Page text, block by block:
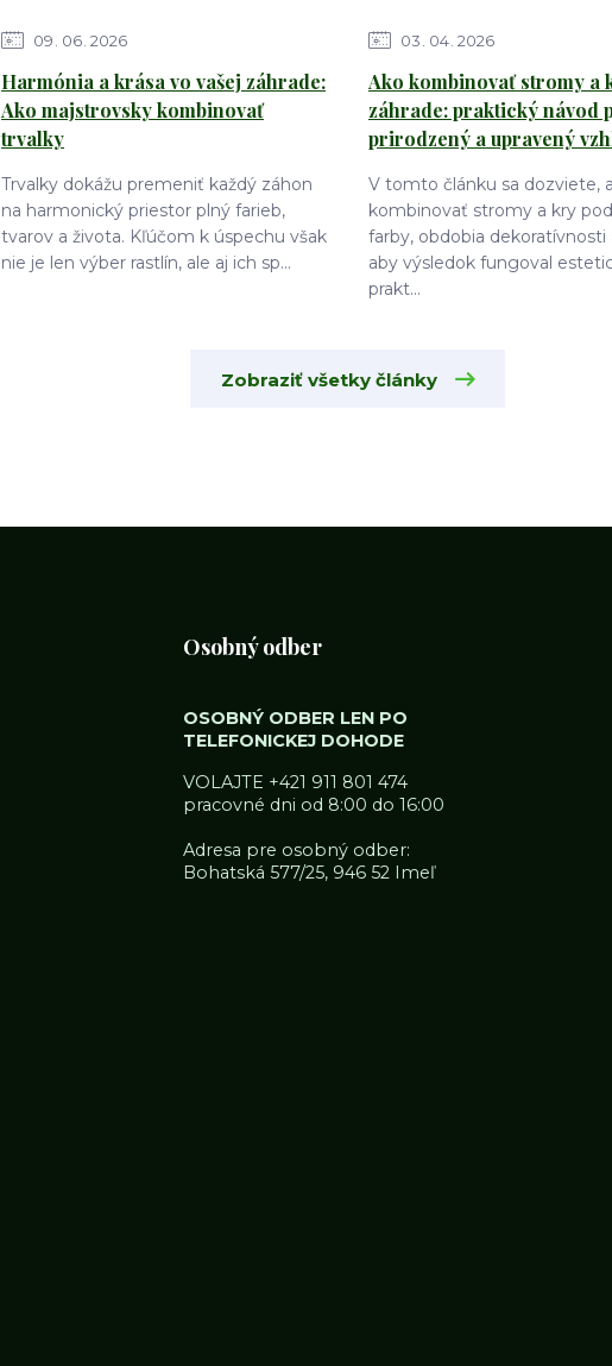
09 06 2026
Harmónia a krása vo vašej záhrade:
Ako majstrovsky kombinovať
trvalky
Trvalky dokážu premeniť každý záhon
na harmonický priestor plný farieb,
tvarov a života. Kľúčom k úspechu však
nie je len výber rastlín, ale aj ich sp...
03 04 2026
Ako kombinovať stromy a
záhrade: praktický návod
prirodzený a upravený
V tomto článku sa dozviete,
kombinovať stromy a kry
farby, obdobia dekoratívnosti
aby výsledok fungoval
prakt...
Zobraziť všetky články
Osobný odber
OSOBNÝ ODBER LEN PO
TELEFONICKEJ DOHODE
VOLAJTE +421 911 801 474
pracovné dni od 8:00 do 16:00
Adresa pre osobný odber:
Bohatská 577/25, 946 52 Imeľ